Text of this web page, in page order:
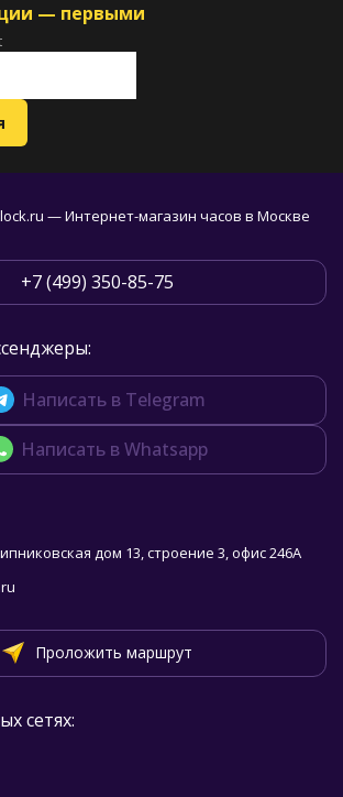
— первыми
— Интернет-магазин часов в Москве
+7 (499) 350-85-75
Написать в Telegram
Написать в Whatsapp
дом 13, строение 3, офис 246А
Проложить маршрут
сетях: